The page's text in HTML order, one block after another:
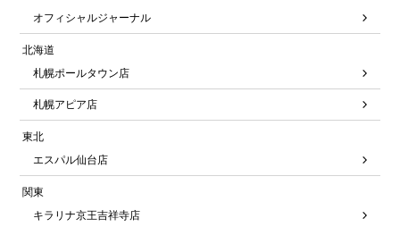
オフィシャルジャーナル
北海道
札幌ポールタウン店
札幌アピア店
東北
エスパル仙台店
関東
キラリナ京王吉祥寺店